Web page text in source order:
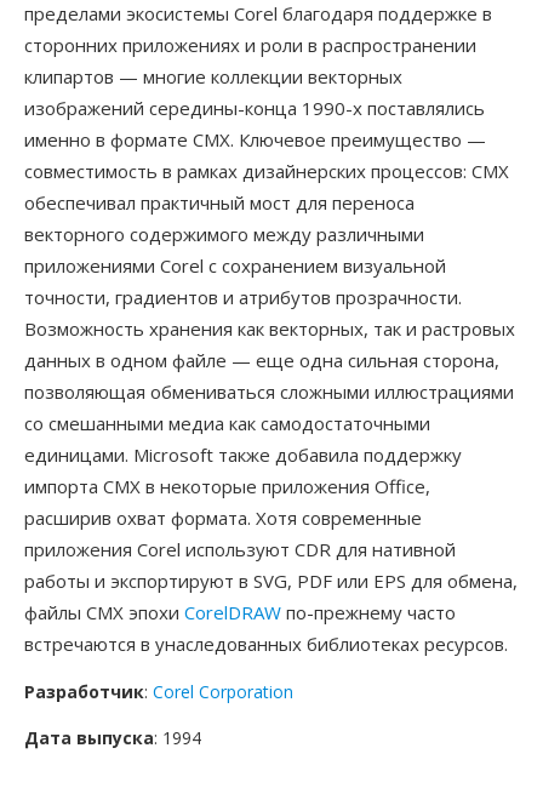
пределами экосистемы Corel благодаря поддержке в
сторонних приложениях и роли в распространении
клипартов — многие коллекции векторных
изображений середины-конца 1990-х поставлялись
именно в формате CMX. Ключевое преимущество —
совместимость в рамках дизайнерских процессов: CMX
обеспечивал практичный мост для переноса
векторного содержимого между различными
приложениями Corel с сохранением визуальной
точности, градиентов и атрибутов прозрачности.
Возможность хранения как векторных, так и растровых
данных в одном файле — еще одна сильная сторона,
позволяющая обмениваться сложными иллюстрациями
со смешанными медиа как самодостаточными
единицами. Microsoft также добавила поддержку
импорта CMX в некоторые приложения Office,
расширив охват формата. Хотя современные
приложения Corel используют CDR для нативной
работы и экспортируют в SVG, PDF или EPS для обмена,
файлы CMX эпохи CorelDRAW по-прежнему часто
встречаются в унаследованных библиотеках ресурсов.
Разработчик: Corel Corporation
Дата выпуска: 1994